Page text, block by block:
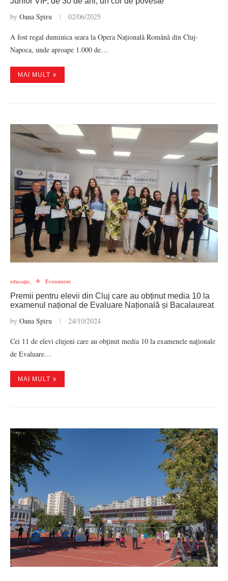
by Oana Spiru 02/06/2025
A fost regal duminica seara la Opera Națională Română din Cluj-
Napoca, unde aproape 1.000 de…
MAI MULT
educație, Eveniment
Premii pentru elevii din Cluj care au obținut media 10 la
examenul național de Evaluare Națională și Bacalaureat
by Oana Spiru 24/10/2024
Cei 11 de elevi clujeni care au obținut media 10 la examenele naționale
de Evaluare…
MAI MULT